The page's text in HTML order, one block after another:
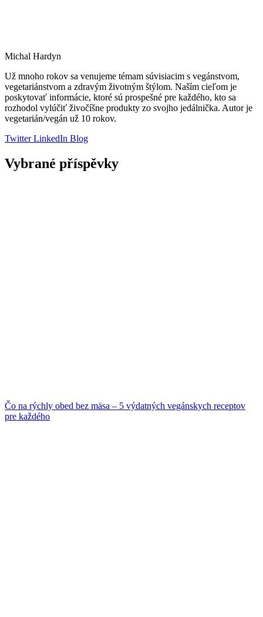
Michal Hardyn
Už mnoho rokov sa venujeme témam súvisiacim s vegánstvom,
vegetariánstvom a zdravým životným štýlom. Naším cieľom je
poskytovať informácie, ktoré sú prospešné pre každého, kto sa
rozhodol vylúčiť živočíšne produkty zo svojho jedálnička. Autor je
vegetarián/vegán už 10 rokov.
TwitterLinkedIn Blog
Vybrané příspěvky
Čo na rýchly obed bez mäsa – 5 výdatných vegánskych receptov
pre každého